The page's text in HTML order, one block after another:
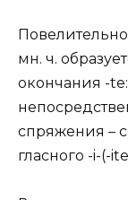
мн. ч.
окончания -te:
спряжения –
гласного -i-(-